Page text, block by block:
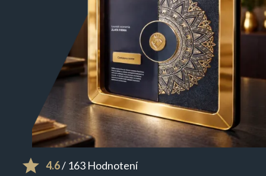
4.6/ 163 Hodnotení